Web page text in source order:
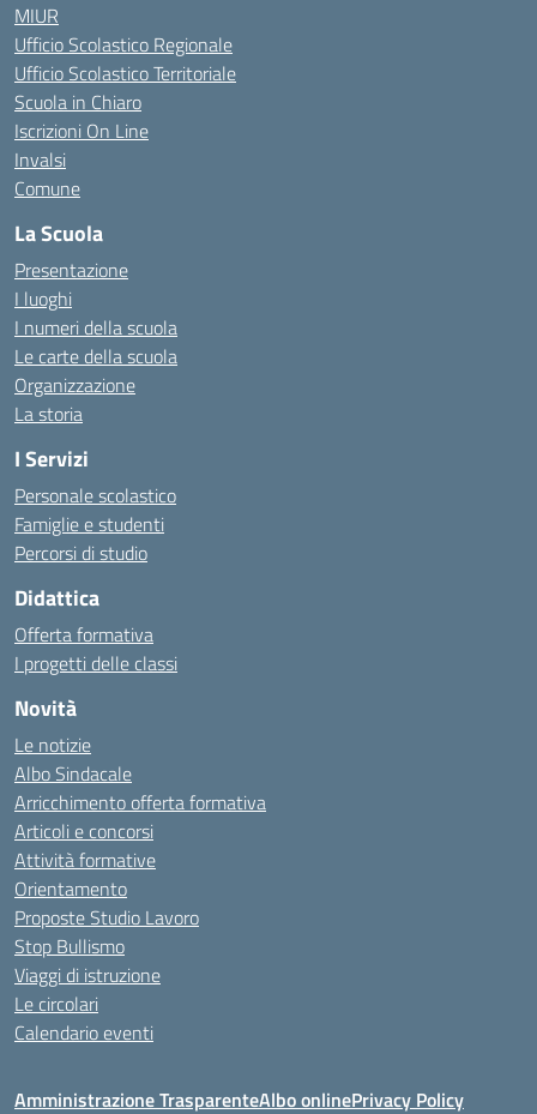
MIUR
Ufficio Scolastico Regionale
Ufficio Scolastico Territoriale
Scuola in Chiaro
Iscrizioni On Line
Invalsi
Comune
La Scuola
Presentazione
I luoghi
I numeri della scuola
Le carte della scuola
Organizzazione
La storia
I Servizi
Personale scolastico
Famiglie e studenti
Percorsi di studio
Didattica
Offerta formativa
I progetti delle classi
Novità
Le notizie
Albo Sindacale
Arricchimento offerta formativa
Articoli e concorsi
Attività formative
Orientamento
Proposte Studio Lavoro
Stop Bullismo
Viaggi di istruzione
Le circolari
Calendario eventi
Amministrazione TrasparenteAlbo onlinePrivacy Policy